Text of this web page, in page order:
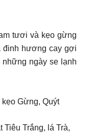
tươi và kẹo gừng
đinh hương cay gợi
ngày se lạnh
Gừng, Quýt
Trắng, lá Trà,